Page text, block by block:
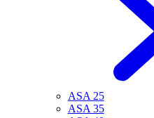
ASA 25
ASA 35